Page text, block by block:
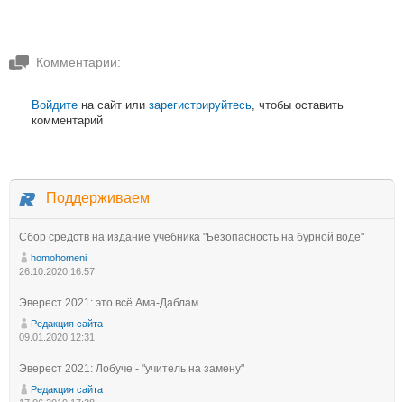
Комментарии:
Войдите на сайт или зарегистрируйтесь , чтобы оставить
комментарий
Поддерживаем
Сбор средств на издание учебника "Безопасность на бурной воде"
homohomeni
26.10.2020 16:57
Эверест 2021: это всё Ама-Даблам
Редакция сайта
09.01.2020 12:31
Эверест 2021: Лобуче - "учитель на замену"
Редакция сайта